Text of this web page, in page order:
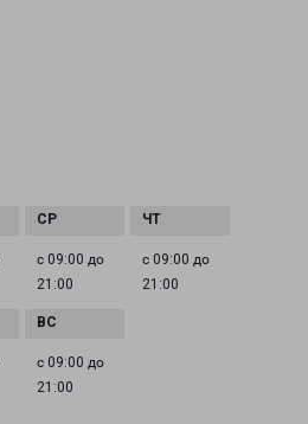
с 09:00 до
21:00
с 09:00 до
21:00
с 09:00 до
21:00